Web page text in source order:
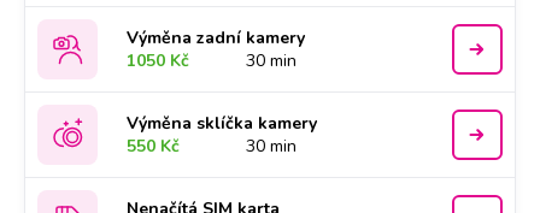
Výměna zadní kamery
1050 Kč
30 min
Výměna sklíčka kamery
550 Kč
30 min